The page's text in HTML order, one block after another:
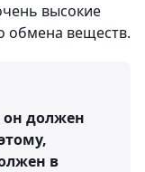
высокие
обмена веществ.
он должен
в